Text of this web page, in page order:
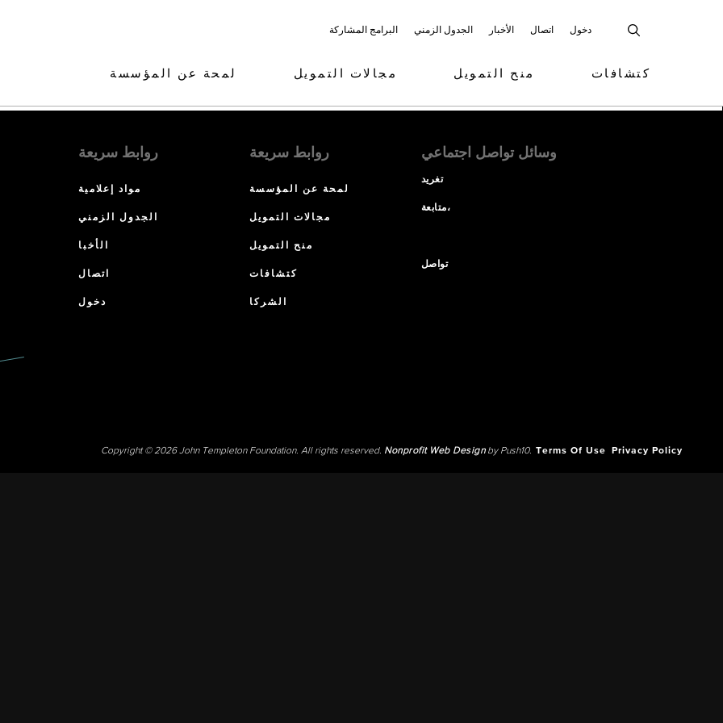
البرامج المشاركة الجدول الزمني الأخبار اتصال دخول
لمحة عن المؤسسة مجالات التمويل منح التمويل كتشافات
روابط سريعة
مواد إعلامية
الجدول الزمني
الأخبا
اتصال
دخول
روابط سريعة
لمحة عن المؤسسة
مجالات التمويل
منح التمويل
كتشافات
الشركا
وسائل تواصل اجتماعي
تغريد
متابعة،
تواصل
Copyright © 2026 John Templeton Foundation. All rights reserved. Nonprofit Web Designby Push10. Terms Of Use Privacy Policy